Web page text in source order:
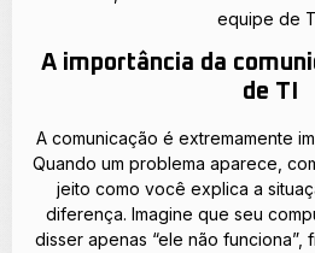
equipe de
A importância da
de TI
A comunicação é extremamente
Quando um problema aparece,
jeito como você explica a
diferença. Imagine que seu
disser apenas “ele não funciona”,